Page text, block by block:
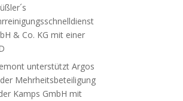
& Co. KG mit einer
unterstützt Argos
Mehrheitsbeteiligung
Kamps GmbH mit